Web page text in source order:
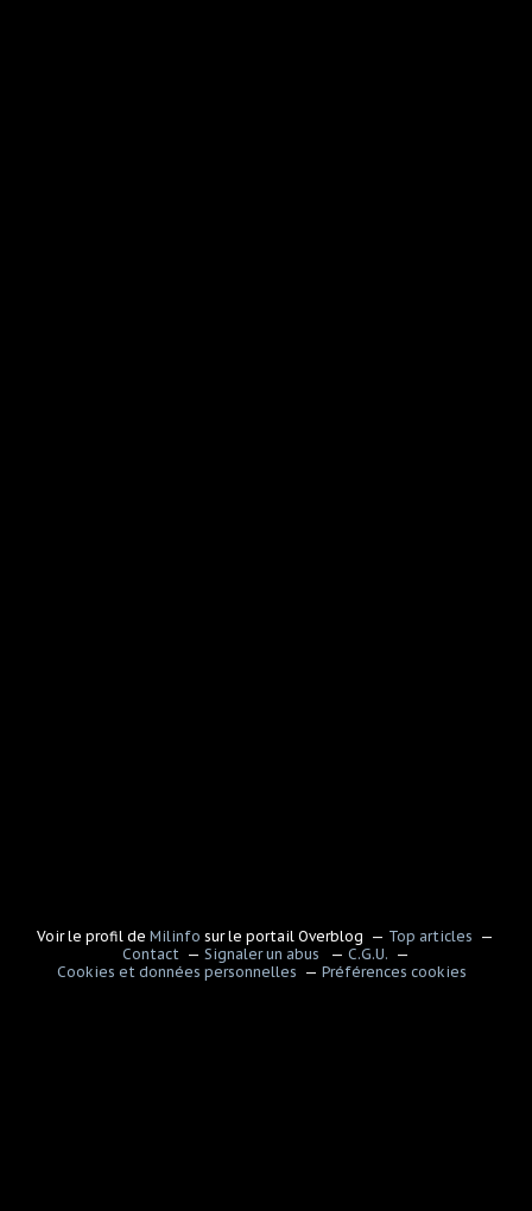
Voir le profil deMilinfo sur le portail Overblog
Top articles
Contact
Signaler un abus
C.G.U.
Cookies et données personnelles
Préférences cookies